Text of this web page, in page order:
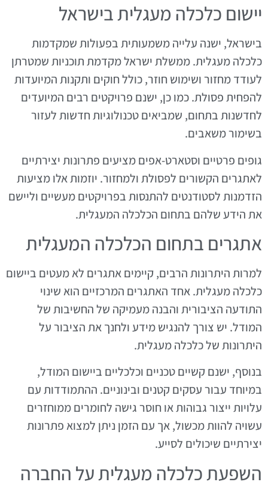
יישום כלכלה מעגלית בישראל
בישראל, ישנה עלייה משמעותית בפעולות שמקדמות
כלכלה מעגלית. ממשלת ישראל מקדמת תוכניות שמטרתן
לעודד מחזור ושימוש חוזר, כולל חוקים ותקנות המיועדות
להפחית פסולת. כמו כן, ישנם פרויקטים רבים המיועדים
לחדשנות בתחום, שמביאים טכנולוגיות חדשות לעזור
בשימור משאבים.
גופים פרטיים וסטארט-אפים מציעים פתרונות יצירתיים
לאתגרים הקשורים לפסולת ולמחזור. יוזמות אלו מציעות
הזדמנות לסטודנטים להתנסות בפרויקטים מעשיים וליישם
את הידע שלהם בתחום הכלכלה המעגלית.
אתגרים בתחום הכלכלה המעגלית
למרות היתרונות הרבים, קיימים אתגרים לא מעטים ביישום
כלכלה מעגלית. אחד האתגרים המרכזיים הוא שינוי
התודעה הציבורית והבנה מעמיקה של החשיבות של
המודל. יש צורך להנגיש מידע ולחנך את הציבור על
היתרונות של כלכלה מעגלית.
בנוסף, ישנם קשיים טכניים וכלכליים ביישום המודל,
במיוחד עבור עסקים קטנים ובינוניים. ההתמודדות עם
עלויות ייצור גבוהות או חוסר גישה לחומרים ממוחזרים
עשויה להוות מכשול, אך עם הזמן ניתן למצוא פתרונות
יצירתיים שיכולים לסייע.
השפעת כלכלה מעגלית על החברה